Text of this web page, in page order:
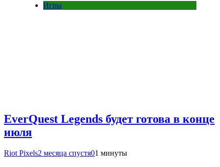
Игры
EverQuest Legends будет готова в конце
июля
Riot Pixels2 месяца спустя01 минуты